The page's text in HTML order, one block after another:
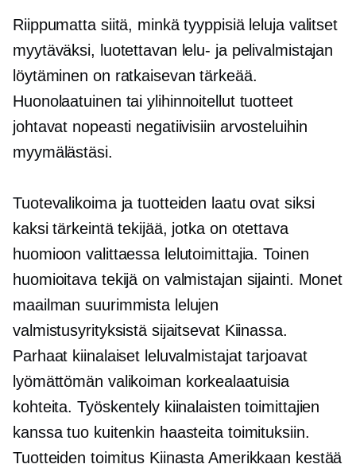
Riippumatta siitä, minkä tyyppisiä leluja valitset
myytäväksi, luotettavan lelu- ja pelivalmistajan
löytäminen on ratkaisevan tärkeää.
Huonolaatuinen tai ylihinnoitellut tuotteet
johtavat nopeasti negatiivisiin arvosteluihin
myymälästäsi.
Tuotevalikoima ja tuotteiden laatu ovat siksi
kaksi tärkeintä tekijää, jotka on otettava
huomioon valittaessa lelutoimittajia. Toinen
huomioitava tekijä on valmistajan sijainti. Monet
maailman suurimmista lelujen
valmistusyrityksistä sijaitsevat Kiinassa.
Parhaat kiinalaiset leluvalmistajat tarjoavat
lyömättömän valikoiman korkealaatuisia
kohteita. Työskentely kiinalaisten toimittajien
kanssa tuo kuitenkin haasteita toimituksiin.
Tuotteiden toimitus Kiinasta Amerikkaan kestää